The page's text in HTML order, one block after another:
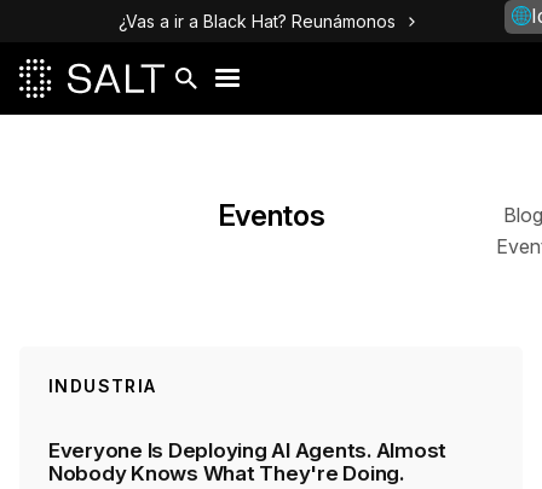
¿Vas a ir a Black Hat? Reunámonos
Eventos
Blog
INDUSTRIA
Everyone Is Deploying AI Agents. Almost
Nobody Knows What They're Doing.